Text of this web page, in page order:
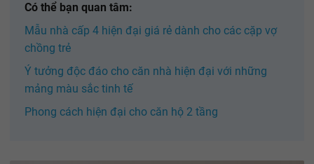
Có thể bạn quan tâm:
Mẫu nhà cấp 4 hiện đại giá rẻ dành cho các cặp vợ
chồng trẻ
Ý tưởng độc đáo cho căn nhà hiện đại với những
mảng màu sắc tinh tế
Phong cách hiện đại cho căn hộ 2 tầng